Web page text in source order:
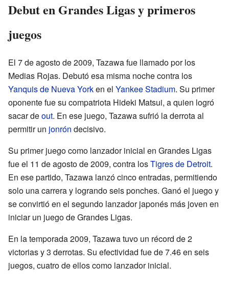
Debut en Grandes Ligas y primeros
juegos
El 7 de agosto de 2009, Tazawa fue llamado por los
Medias Rojas. Debutó esa misma noche contra los
Yanquis de Nueva Yorken el Yankee Stadium. Su primer
oponente fue su compatriota Hideki Matsui, a quien logró
sacar deout. En ese juego, Tazawa sufrió la derrota al
permitir un jonrón decisivo.
Su primer juego como lanzador inicial en Grandes Ligas
fue el 11 de agosto de 2009, contra losTigres de Detroit.
En ese partido, Tazawa lanzó cinco entradas, permitiendo
solo una carrera y logrando seis ponches. Ganó el juego y
se convirtió en el segundo lanzador japonés más joven en
iniciar un juego de Grandes Ligas.
En la temporada 2009, Tazawa tuvo un récord de 2
victorias y 3 derrotas. Su efectividad fue de 7.46 en seis
juegos, cuatro de ellos como lanzador inicial.